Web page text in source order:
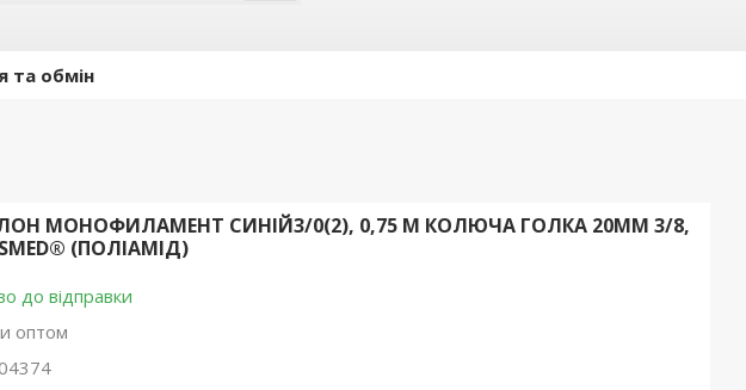
та обмін
МОНОФИЛАМЕНТ СИНІЙ3/0(2), 0,75 М КОЛЮЧА ГОЛКА 20ММ 3/8,
(ПОЛІАМІД)
до відправки
оптом